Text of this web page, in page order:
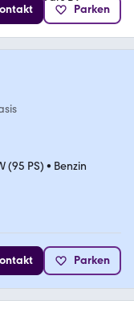
Parken
(95 PS) • Benzin
Parken